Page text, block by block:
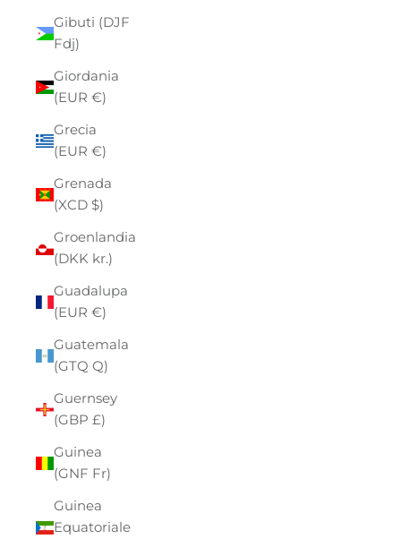
Gibuti (DJF
Fdj)
Giordania
(EUR €)
Grecia
(EUR €)
Grenada
(XCD $)
Groenlandia
(DKK kr.)
Guadalupa
(EUR €)
Guatemala
(GTQ Q)
Guernsey
(GBP £)
Guinea
(GNF Fr)
Guinea
Equatoriale